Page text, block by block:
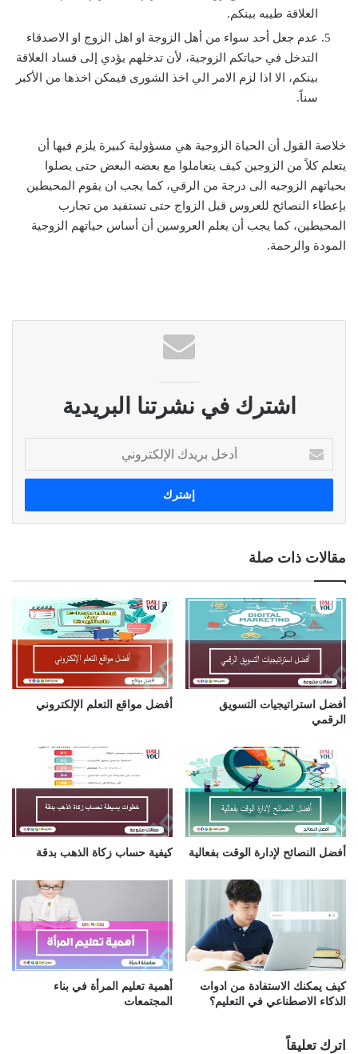
العلاقة طيبه بينكم.
عدم جعل أحد سواء من أهل الزوجة او اهل الزوج او الاصدقاء
التدخل في حياتكم الزوجية، لأن تدخلهم يؤدي إلى فساد العلاقة
بينكم، الا اذا لزم الامر الي اخذ الشورى فيمكن اخذها من الأكبر
سناً.
خلاصة القول أن الحياة الزوجية هي مسؤولية كبيرة يلزم فيها أن
يتعلم كلاً من الزوجين كيف يتعاملوا مع بعضه البعض حتى يصلوا
بحياتهم الزوجيه الى درجة من الرقي، كما يجب ان يقوم المحيطين
بإعطاء النصائح للعروس قبل الزواج حتى تستفيد من تجارب
المحيطين، كما يجب أن يعلم العروسين أن أساس حياتهم الزوجية
المودة والرحمة.
اشترك في نشرتنا البريدية
خ
ب
د
ك
ا
ل
ت
و
ي
مقالات ذات صلة
أفضل استراتيجيات التسويق
الرقمي
أفضل مواقع التعلم الإلكتروني
أفضل النصائح لإدارة الوقت بفعالية كيفية حساب زكاة الذهب بدقة
كيف يمكنك الاستفادة من ادوات
الذكاء الاصطناعي في التعليم؟
أهمية تعليم المرأة في بناء
المجتمعات
اترك تعليقاً